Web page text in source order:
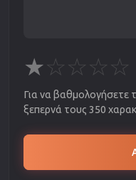
★☆☆☆☆
Για να βαθμολογήσετε
ξεπερνά τους 350